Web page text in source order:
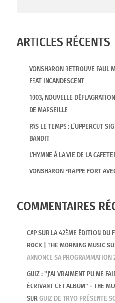
ARTICLES RÉCENTS
VONSHARON RETROUVE PAUL
FEAT INCANDESCENT
1003, NOUVELLE
DE MARSEILLE
PAS LE TEMPS : L’UPPERCUT
BANDIT
L’HYMNE À LA VIE DE LA
VONSHARON FRAPPE FORT
COMMENTAIRES
CAP SUR LA 42ÈME ÉDITION DU
ROCK | THE MORNING MUSIC
ANNONCE SA PROGRAMMATION
GUIZ : "J'AI VRAIMENT PU ME
ÉCRIVANT CET ALBUM" - THE
SURGUIZ DE TRYO PRÉSENTE